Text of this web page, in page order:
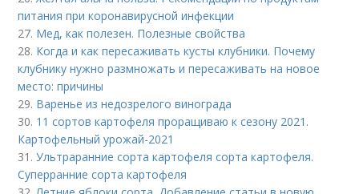
питания при коронавирусной инфекции
27. Мед, как полезен. Полезные свойства
28. Когда и как пересаживать кусты клубники. Почему
клубнику нужно размножать и пересаживать на новое
место: причины
29. Варенье из недозрелого винограда
30. 11 сортов картофеля проращиваю к сезону 2021.
Картофельный урожай-2021
31.Ультраранние сорта картофеля сорта картофеля.
Суперранние сорта картофеля